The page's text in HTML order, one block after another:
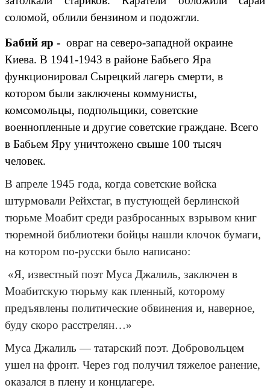
соломой, облили бензином и подожгли.
Бабий яр - овраг на северо-западной окраине
Киева. В 1941-1943 в районе Бабьего Яра
функционировал Сырецкий лагерь смерти, в
котором были заключены коммунисты,
комсомольцы, подпольщики, советские
военнопленные и другие советские граждане. Всего
в Бабьем Яру уничтожено свыше 100 тысяч
человек.
В апреле 1945 года, когда советские войска
штурмовали Рейхстаг, в пустующей берлинской
тюрьме Моабит среди разбросанных взрывом книг
тюремной библиотеки бойцы нашли клочок бумаги,
на котором по-русски было написано:
«Я, известный поэт Муса Джалиль, заключен в
Моабитскую тюрьму как пленный, которому
предъявлены политические обвинения и, наверное,
буду скоро расстрелян…»
Муса Джалиль — татарский поэт. Добровольцем
ушел на фронт. Через год получил тяжелое ранение,
оказался в плену и концлагере.